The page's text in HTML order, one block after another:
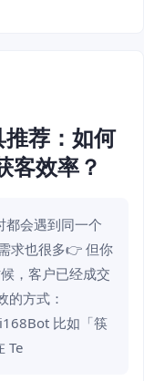
荐：如何
客效率？
都会遇到同一个
求也很多👉 但你
，客户已经成交
的方式：
比如「筷
Te